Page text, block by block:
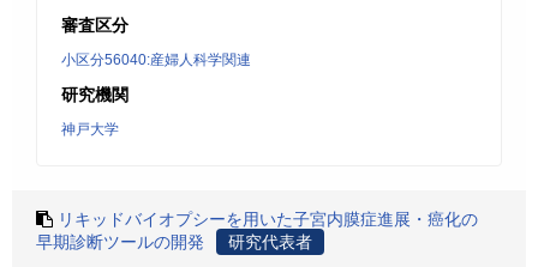
審査区分
小区分56040:産婦人科学関連
研究機関
神戸大学
リキッドバイオプシーを用いた子宮内膜症進展・癌化の
早期診断ツールの開発
研究代表者